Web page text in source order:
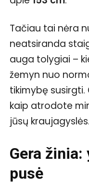
Tačiau tai nėra
neatsiranda
auga tolygiai –
žemyn nuo
tikimybę
kaip atrodote
jūsų kraujagyslės.
Gera
pusė